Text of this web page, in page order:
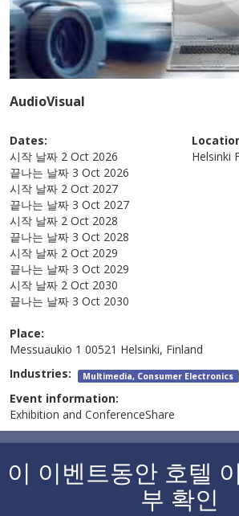
AudioVisual
Dates:
시작 날짜 2 Oct 2026
끝나는 날짜 3 Oct 2026
시작 날짜 2 Oct 2027
끝나는 날짜 3 Oct 2027
시작 날짜 2 Oct 2028
끝나는 날짜 3 Oct 2028
시작 날짜 2 Oct 2029
끝나는 날짜 3 Oct 2029
시작 날짜 2 Oct 2030
끝나는 날짜 3 Oct 2030
Helsinki
Place:
Messuaukio 1 00521 Helsinki, Finland
Industries: Multimedia, Consumer Electronics
Event information:
Exhibition and ConferenceShare
이 이벤트동안 호텔
부 확인